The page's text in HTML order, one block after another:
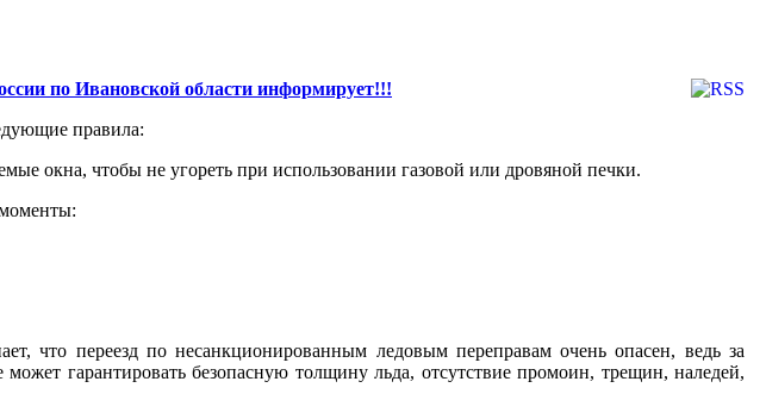
по Ивановской области информирует!!!
соблюдать следующие правила:
окна, чтобы не угореть при использовании газовой или дровяной печки.
внимание на следующие моменты:
что переезд по несанкционированным ледовым переправам очень опасен, ведь за
гарантировать безопасную толщину льда, отсутствие промоин, трещин, наледей,